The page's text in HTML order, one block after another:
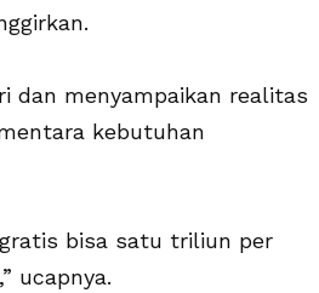
dan menyampaikan realitas
kebutuhan
bisa satu triliun per
ucapnya.